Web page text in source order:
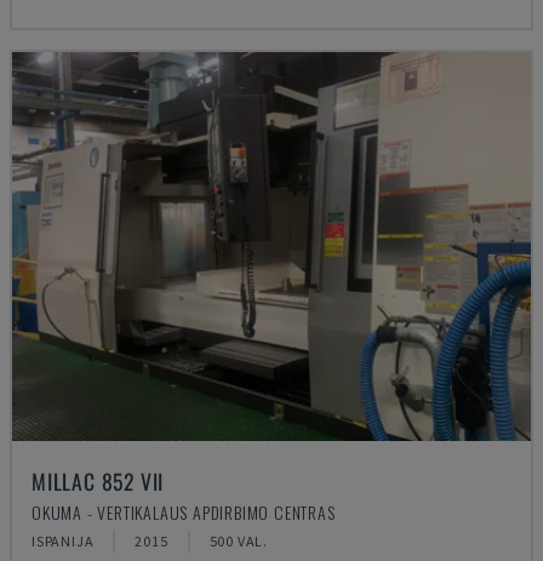
MILLAC 852 VII
OKUMA - VERTIKALAUS APDIRBIMO CENTRAS
ISPANIJA 2015 500 VAL.